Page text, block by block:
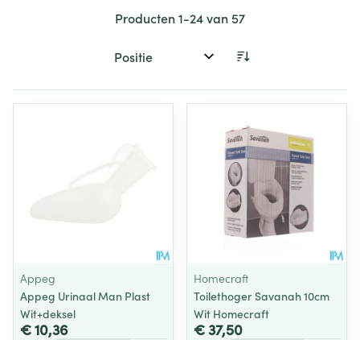
Producten1-24van57
Sorteer op:
Appeg
Appeg Urinaal Man Plast
Wit+deksel
€ 10,36
Homecraft
Toilethoger Savanah 10cm
Wit Homecraft
€ 37,50